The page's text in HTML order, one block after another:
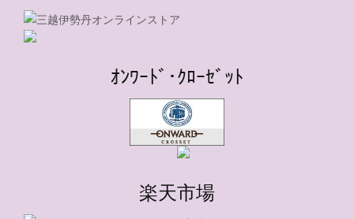
ｵﾝﾜｰﾄﾞ･ｸﾛｰｾﾞｯﾄ
楽天市場